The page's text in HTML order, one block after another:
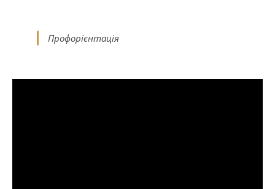
Профорієнтація